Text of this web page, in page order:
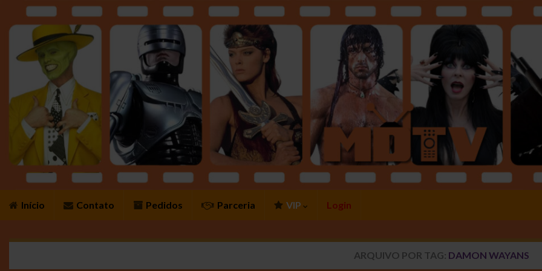
Início Contato Pedidos Parceria VIP Login
ARQUIVO POR TAG: DAMON WAYANS